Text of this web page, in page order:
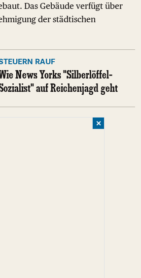
Das Gebäude verfügt über
der städtischen
RAUF
News Yorks "Silberlöffel-
auf Reichenjagd geht
✕